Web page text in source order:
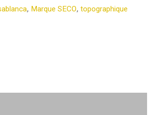
, Marque SECO,topographique